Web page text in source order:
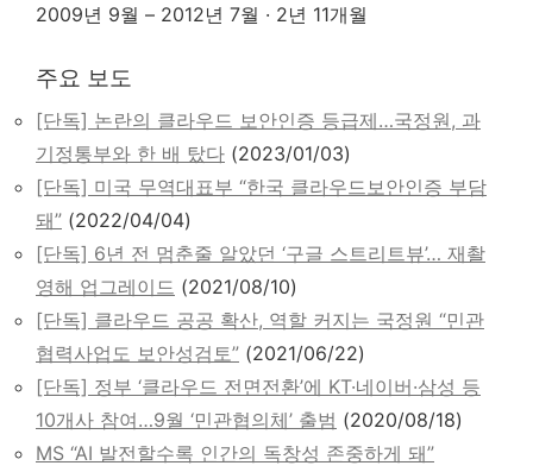
2009년 9월 – 2012년 7월 · 2년 11개월
주요 보도
[단독] 논란의 클라우드 보안인증 등급제…국정원, 과
기정통부와 한 배 탔다 (2023/01/03)
[단독] 미국 무역대표부 “한국 클라우드보안인증 부담
돼” (2022/04/04)
[단독] 6년 전 멈춘줄 알았던 ‘구글 스트리트뷰’… 재촬
영해 업그레이드 (2021/08/10)
[단독] 클라우드 공공 확산, 역할 커지는 국정원 “민관
협력사업도 보안성검토” (2021/06/22)
[단독] 정부 ‘클라우드 전면전환’에 KT·네이버·삼성 등
10개사 참여…9월 ‘민관협의체’ 출범 (2020/08/18)
MS “AI 발전할수록 인간의 독창성 존중하게 돼”